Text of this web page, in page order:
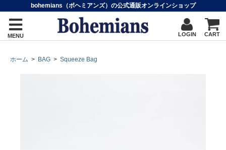
bohemians（ボヘミアンズ）の公式通販オンラインショップ
MENU LOGIN CART
ホーム > BAG > Squeeze Bag